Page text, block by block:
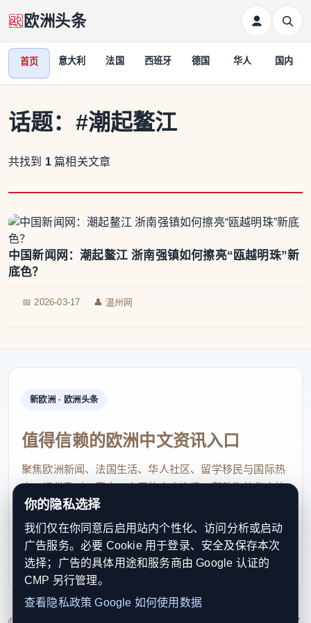
欧洲头条
首页 意大利 法国 西班牙 德国 华人 国内
话题： #潮起鳌江
共找到 1 篇相关文章
中国新闻网：潮起鳌江 浙南强镇如何擦亮“瓯越明珠”新
底色？
📅 2026-03-17 👤 温州网
新欧洲 · 欧洲头条
值得信赖的欧洲中文资讯入口
聚焦欧洲新闻、法国生活、华人社区、留学移民与国际热
点，提供及时、真实、实用的中文资讯，帮助海外华人快
速了解欧洲动态。
contact@xinouzhou.com
服务支持、版权与合作：工作日优先处理站务、投稿与权
利通知
你的隐私选择
我们仅在你同意后启用站内个性化、访问分析或启动
广告服务。必要 Cookie 用于登录、安全及保存本次
选择；广告的具体用途和服务商由 Google 认证的
CMP 另行管理。
查看隐私政策 Google 如何使用数据